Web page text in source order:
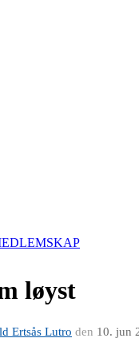
løyst
Ertsås Lutro den 10. jun